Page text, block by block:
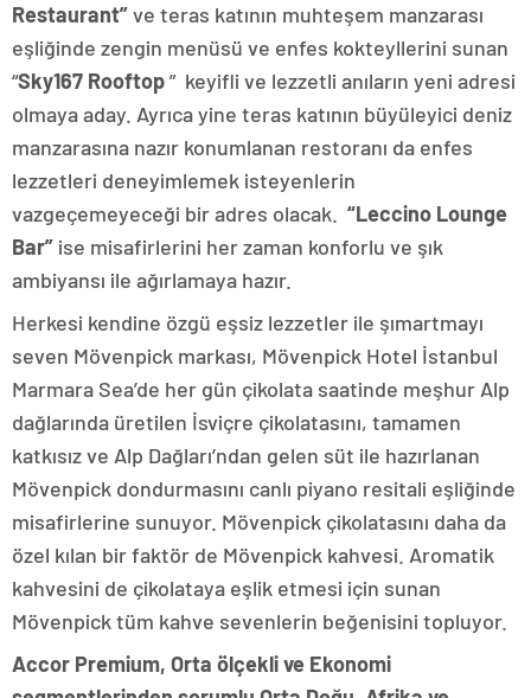
Restaurant”ve teras katının muhteşem manzarası
eşliğinde zengin menüsü ve enfes kokteyllerini sunan
“Sky167 Rooftop” keyifli ve lezzetli anıların yeni adresi
olmaya aday. Ayrıca yine teras katının büyüleyici deniz
manzarasına nazır konumlanan restoranı da enfes
lezzetleri deneyimlemek isteyenlerin
vazgeçemeyeceği bir adres olacak. “Leccino Lounge
Bar” ise misafirlerini her zaman konforlu ve şık
ambiyansı ile ağırlamaya hazır.
Herkesi kendine özgü eşsiz lezzetler ile şımartmayı
seven Mövenpick markası, Mövenpick Hotel İstanbul
Marmara Sea’de her gün çikolata saatinde meşhur Alp
dağlarında üretilen İsviçre çikolatasını, tamamen
katkısız ve Alp Dağları’ndan gelen süt ile hazırlanan
Mövenpick dondurmasını canlı piyano resitali eşliğinde
misafirlerine sunuyor. Mövenpick çikolatasını daha da
özel kılan bir faktör de Mövenpick kahvesi. Aromatik
kahvesini de çikolataya eşlik etmesi için sunan
Mövenpick tüm kahve sevenlerin beğenisini topluyor.
Accor Premium, Orta ölçekli ve Ekonomi